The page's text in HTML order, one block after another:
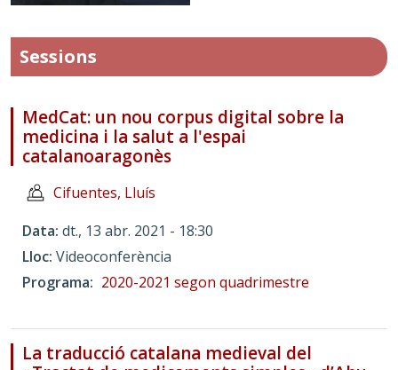
Sessions
MedCat: un nou corpus digital sobre la
medicina i la salut a l'espai
catalanoaragonès
Cifuentes, Lluís
Data dt., 13 abr. 2021 - 18:30
Lloc Videoconferència
Programa
2020-2021 segon quadrimestre
La traducció catalana medieval del